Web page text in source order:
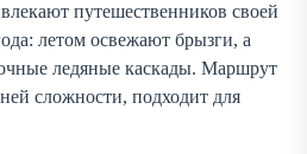
путешественников своей
летом освежают брызги, а
ледяные каскады. Маршрут
сложности, подходит для